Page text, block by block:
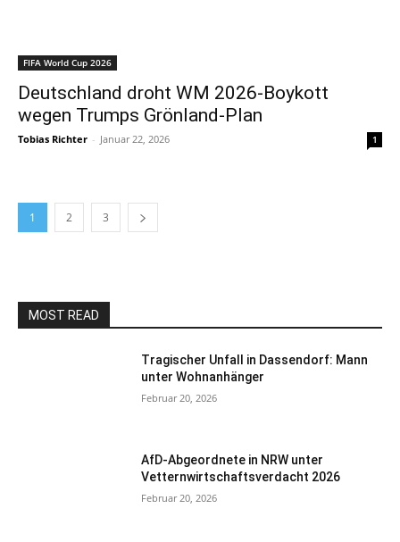
FIFA World Cup 2026
Deutschland droht WM 2026-Boykott
wegen Trumps Grönland-Plan
Tobias Richter - Januar 22, 2026 1
1 2 3
MOST READ
Tragischer Unfall in Dassendorf: Mann
unter Wohnanhänger
Februar 20, 2026
AfD-Abgeordnete in NRW unter
Vetternwirtschaftsverdacht 2026
Februar 20, 2026